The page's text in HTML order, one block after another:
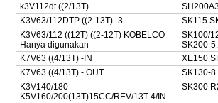
k3V112dt ((2/13T)
K3V63/112DTP ((2-13T) -3
SK115
K3V63/112 ((12T) ((2-12T) KOBELCO
Hanya digunakan
SK100/
SK200-
K7V63 ((4/13T) -IN
XE150
K7V63 ((4/13T) - OUT
SK130-8
K3V140/180
K5V160/200(13T)15CC/REV/13T-4/IN
SK300